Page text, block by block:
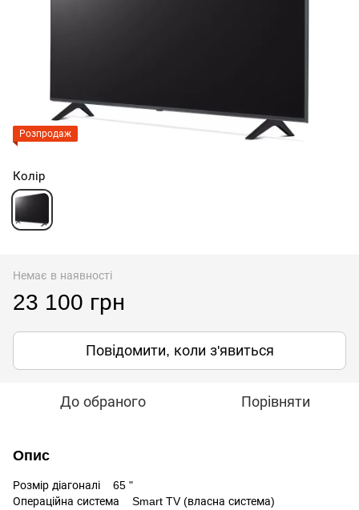
Розпродаж
Колір
Немає в наявності
23 100 грн
Повідомити, коли з'явиться
До обраного Порівняти
Опис
Розмір діагоналі 65 "
Операційна система Smart TV (власна система)